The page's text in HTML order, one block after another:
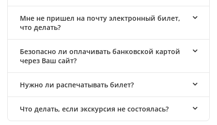
Мне не пришел на почту электронный билет,
что делать?
Безопасно ли оплачивать банковской картой
через Ваш сайт?
Нужно ли распечатывать билет?
Что делать, если экскурсия не состоялась?